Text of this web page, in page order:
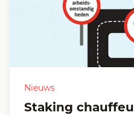
Nieuws
Staking chauffeurs legt